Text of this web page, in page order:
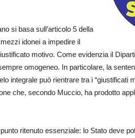
si basa sull’articolo 5 della
idonei a impedire il
motivo. Come evidenzia il
omogeneo. In particolare, la
integrale può rientrare tra i “giustificati
che, secondo Muccio, ha prodotto
ritenuto essenziale: lo Stato deve